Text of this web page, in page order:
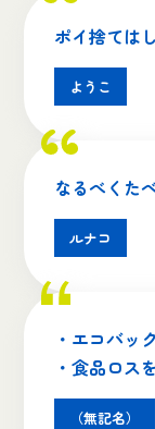
ポイ捨ては
ようこ
なるべくた
ルナコ
・エコバッ
・食品ロス
（無記名）